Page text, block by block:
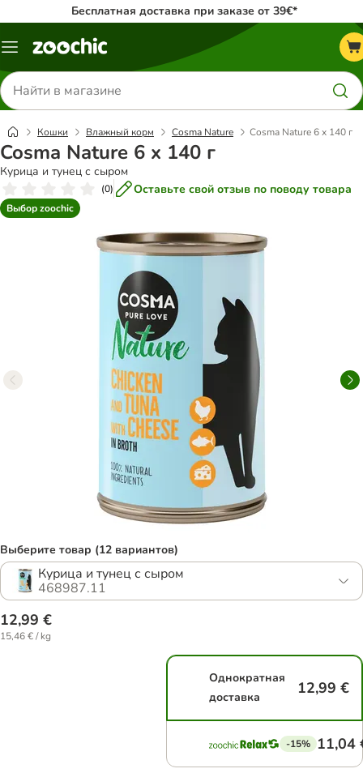
Бесплатная доставка при заказе от 39€*
Каталог
Поиск
товаров
Кошки Влажный корм Cosma Nature Cosma Nature 6 x 140 г
Cosma Nature 6 x 140 г
Курица и тунец с сыром
(0) Оставьте свой отзыв по поводу товара
Выбор zoochic
Выберите товар (12 вариантов)
Курица и тунец с сыром
468987.11
12,99 €
15,46 € / kg
Однократная
доставка
12,99 €
-15% 11,04